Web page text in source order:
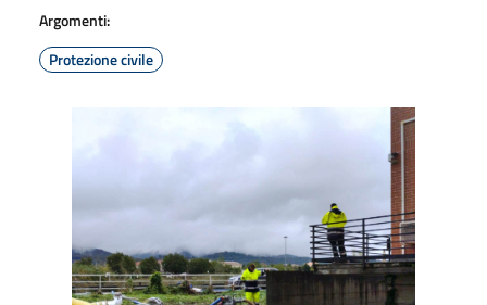
Argomenti:
Protezione civile